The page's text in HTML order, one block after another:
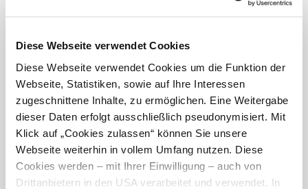
Diese Webseite verwendet Cookies
Diese Webseite verwendet Cookies um die Funktion der
Webseite, Statistiken, sowie auf Ihre Interessen
zugeschnittene Inhalte, zu ermöglichen. Eine Weitergabe
dieser Daten erfolgt ausschließlich pseudonymisiert. Mit
Klick auf „Cookies zulassen“ können Sie unsere
Webseite weiterhin in vollem Umfang nutzen. Diese
Cookies werden – mit Ihrer Einwilligung – auch von
Drittanbietern in den USA verarbeitet und verwendet. In
Die abwechslungsreichen Wanderstrecken führen durch
Wald-, Wiesen- und Feldgebieten. Im Herzen des
Ausblicke über die umliegenden Dörfer, das Donautal
und das Alpenvorland. Informationstafeln entlang der
vier verschiedenen Rundwanderwege mit 2,2 bis 11 km
Länge bieten nützliche Hinweise und Tipps zu
Ernährung und Bewegung. Je nach gewählter Route
können auch die Römerbrücke und der Kalkofen
besucht werden.